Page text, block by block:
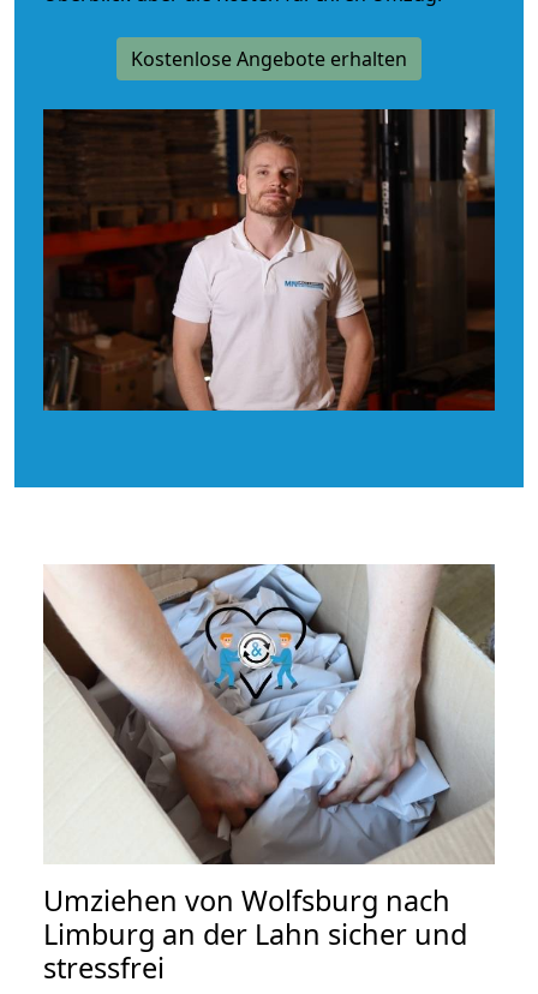
Kostenlose Angebote erhalten
Umziehen von Wolfsburg nach
Limburg an der Lahn sicher und
stressfrei